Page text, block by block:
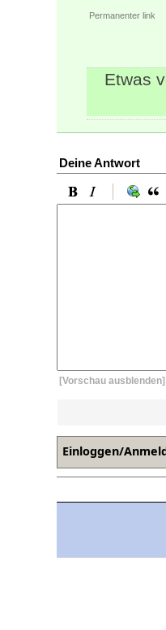
Permanenter link
Etwas
Deine Antwort
[Vorschau ausblenden]